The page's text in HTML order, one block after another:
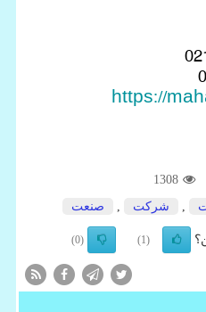
https://
1308
شركت صنعت
(1)
(0)